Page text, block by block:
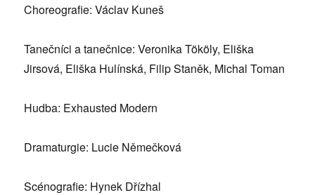
Choreografie: Václav Kuneš
Tanečníci a tanečnice: Veronika Tököly, Eliška
Jirsová, Eliška Hulínská, Filip Staněk, Michal Toman
Hudba: Exhausted Modern
Dramaturgie: Lucie Němečková
Scénografie: Hynek Dřízhal